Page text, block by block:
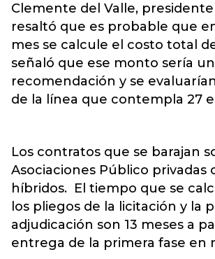
Clemente del Valle, presidente
resaltó que es probable que
mes se calcule el costo total
señaló que ese monto sería
recomendación y se
de la línea que contempla 27
Los contratos que se barajan
Asociaciones Público privadas
híbridos. El tiempo que se
los pliegos de la licitación y la
adjudicación son 13 meses a
entrega de la primera fase en